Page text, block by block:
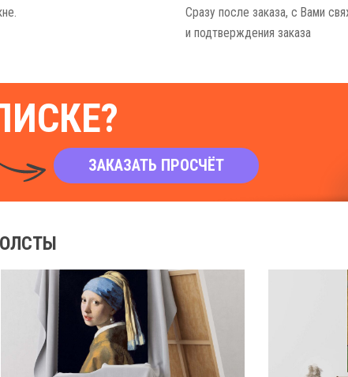
Сразу после заказа, с Вами
и подтверждения заказа
ЗАКАЗАТЬ ПРОСЧЁТ